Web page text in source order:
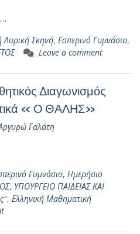
Λυρική Σκηνή, Εσπερινό Γυμνάσιο,
Leave a comment
Διαγωνισμός
« Ο ΘΑΛΗΣ»
Γαλάτη
Γυμνάσιο, Ημερήσιο
, ΥΠΟΥΡΓΕΙΟ ΠΑΙΔΕΙΑΣ ΚΑΙ
, Ελληνική Μαθηματική